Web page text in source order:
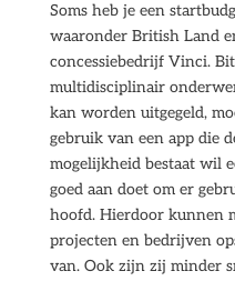
Soms heb je een
waaronder British Land
concessiebedrijf Vinci.
multidisciplinair
kan worden uitgegeld,
gebruik van een app die
mogelijkheid bestaat wil
goed aan doet om er
hoofd. Hierdoor kunnen
projecten en bedrijven
van. Ook zijn zij minder